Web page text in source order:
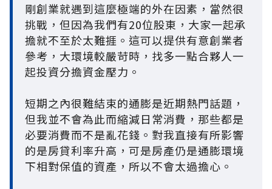
剛創業就遇到這麼極端的外在因素，當然很
挑戰，但因為我們有20位股東，大家一起承
擔就不至於太難捱。這可以提供有意創業者
參考，大環境較嚴苛時，找多一點合夥人一
起投資分擔資金壓力。
短期之內很難結束的通膨是近期熱門話題，
但我並不會為此而縮減日常消費，那些都是
必要消費而不是亂花錢。對我直接有所影響
的是房貸利率升高，可是房產仍是通膨環境
下相對保值的資產，所以不會太過擔心。